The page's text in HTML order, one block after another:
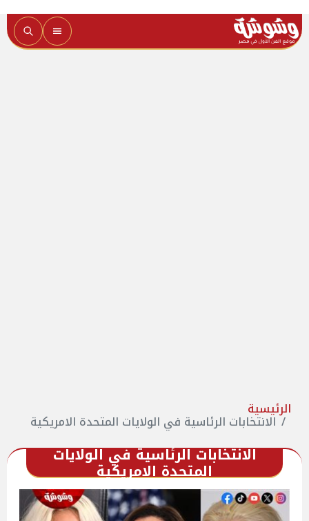
الرئيسية
الانتخابات الرئاسية في الولايات المتحدة الامريكية
الانتخابات الرئاسية في الولايات
المتحدة الامريكية